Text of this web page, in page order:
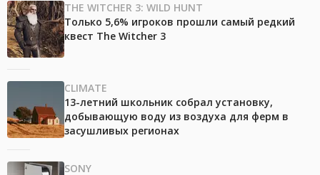
THE WITCHER 3: WILD HUNT
Только 5,6% игроков прошли самый редкий
квест The Witcher 3
CLIMATE
13-летний школьник собрал установку,
добывающую воду из воздуха для ферм в
засушливых регионах
SONY